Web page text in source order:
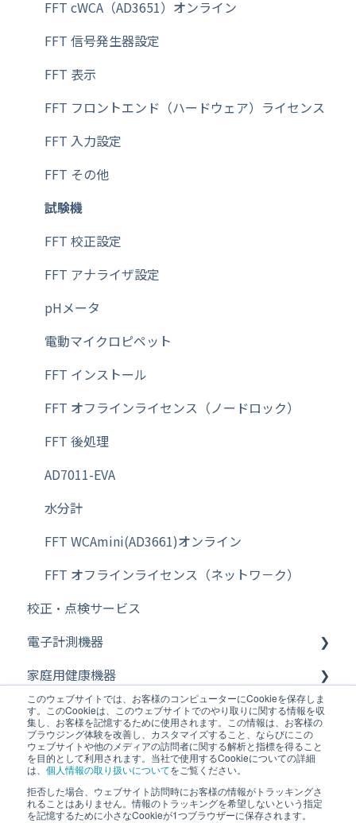
このウェブサイトでは、お客様のコンピューターにCookieを保存しま
す。このCookieは、このウェブサイトでのやり取りに関する情報を収
集し、お客様を記憶するために使用されます。この情報は、お客様の
ブラウジング体験を改善し、カスタマイズすること、ならびにこの
ウェブサイトや他のメディアの訪問者に関する解析と指標を得ること
を目的として利用されます。当社で使用するCookieについての詳細
は、 個人情報の取り扱いについてをご覧ください。
拒否した場合、ウェブサイト訪問時にお客様の情報がトラッキングさ
れることはありません。情報のトラッキングを希望しないという指定
を記憶するために小さなCookieが1つブラウザーに保存されます。
その他【天秤（天びん）・台はかり】
その他【特定計量器】
その他【校正用分銅】
その他【除電器（イオナイザー）】
その他【フットスイッチ】
その他【AD8121B】
その他【充電式バッテリー・ユニット】
料金ばかり
その他【コンパクト・プリンタ】
天秤（天びん）
その他【バーコードラベルプリンタ】
その他【ACアダプター】
その他【マニュアル】
その他【サーマルプリンタ】
その他【天秤（天びん）】
FFT cWCA（AD3651）オンライン
FFT 信号発生器設定
FFT 表示
FFT フロントエンド（ハードウェア）ライセンス
FFT 入力設定
FFT その他
試験機
FFT 校正設定
FFT アナライザ設定
pHメータ
電動マイクロピペット
FFT インストール
FFT オフラインライセンス（ノードロック）
FFT 後処理
AD7011-EVA
水分計
FFT WCAmini(AD3661)オンライン
FFT オフラインライセンス（ネットワ－ク）
校正・点検サービス
電子計測機器
電気計測機器
デジタルノギス・その他
温度データロガー
NDT（非破壊検査器）
温湿度計・熱中症指数モニター・タイマー
家庭用健康機器
体温計
歩数計
血圧計
吸入器
医療機器・業務用体重計
医用電子血圧計・血圧監視装置
携帯型自動血圧計
生体情報モニタ・セントラルモニタ
ホーム
Copyright © 2026, 株式会社エー・アンド・デ